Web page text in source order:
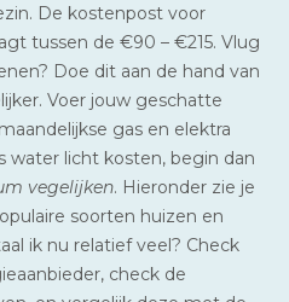
De kostenpost voor
tussen de €90 – €215. Vlug
Doe dit aan de hand van
Voer jouw geschatte
gas en elektra
water licht kosten, begin dan
vegelijken. Hieronder zie je
soorten huizen en
ik nu relatief veel? Check
check de